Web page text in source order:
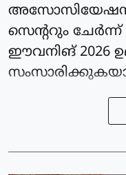
സെന്ററും ചേർന്ന്
ഈവനിങ് 2026